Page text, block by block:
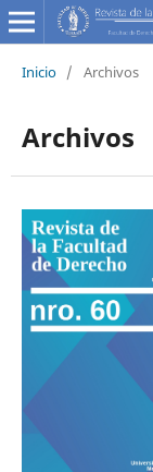
Inicio / Archivos
Archivos